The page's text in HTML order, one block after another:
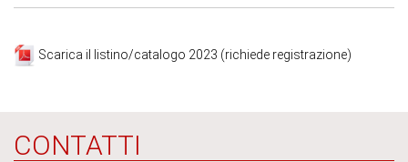
Scarica il listino/catalogo 2023 (richiede registrazione)
CONTATTI